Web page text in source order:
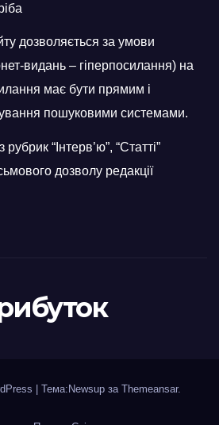
дозволяється за умови
видань – гіперпосилання) на
має бути прямим і
пошуковими системами.
“Інтерв’ю”, “Статті”
дозволу редакції
Тема:Newsup за Themeansar.